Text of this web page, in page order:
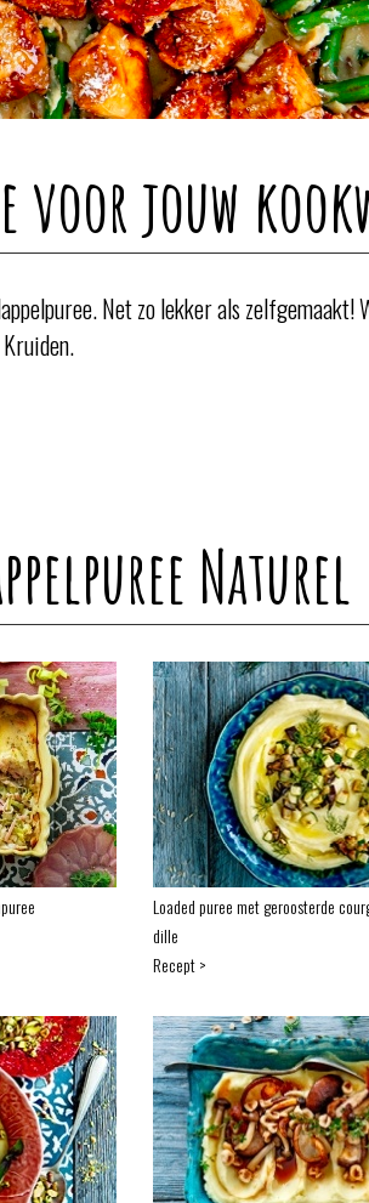
voor jouw
Net zo lekker als zelfgemaakt!
Naturel
Loaded puree met geroosterde
dille
Recept >